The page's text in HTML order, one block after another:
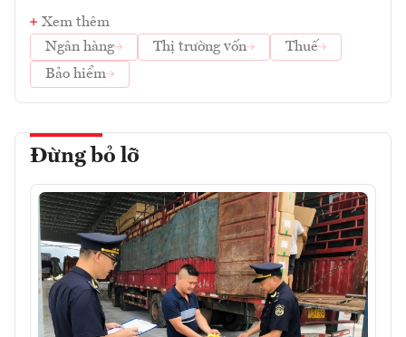
Xem thêm
Ngân hàng
Thị trường vốn
Thuế
Bảo hiểm
Đừng bỏ lỡ